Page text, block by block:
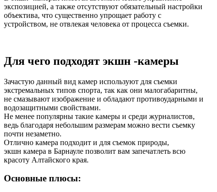
экспозицией, а также отсутствуют обязательный настройки
объектива, что существенно упрощает работу с
устройством, не отвлекая человека от процесса съемки.
Для чего подходят экшн -камеры
Зачастую данный вид камер используют для съемки
экстремальных типов спорта, так как они малогабаритны,
не смазывают изображение и обладают противоударными и
водозащитными свойствами.
Не менее популярны такие камеры и среди журналистов,
ведь благодаря небольшим размерам можно вести съемку
почти незаметно.
Отлично камера подходит и для съемок природы,
экшн камера в Барнауле позволит вам запечатлеть всю
красоту Алтайского края.
Основные плюсы: